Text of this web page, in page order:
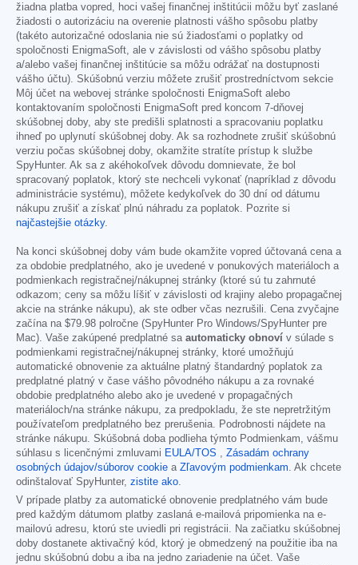
žiadna platba vopred, hoci vašej finančnej inštitúcii môžu byť zaslané
žiadosti o autorizáciu na overenie platnosti vášho spôsobu platby
(takéto autorizačné odoslania nie sú žiadosťami o poplatky od
spoločnosti EnigmaSoft, ale v závislosti od vášho spôsobu platby
a/alebo vašej finančnej inštitúcie sa môžu odrážať na dostupnosti
vášho účtu). Skúšobnú verziu môžete zrušiť prostredníctvom sekcie
Môj účet na webovej stránke spoločnosti EnigmaSoft alebo
kontaktovaním spoločnosti EnigmaSoft pred koncom 7-dňovej
skúšobnej doby, aby ste predišli splatnosti a spracovaniu poplatku
ihneď po uplynutí skúšobnej doby. Ak sa rozhodnete zrušiť skúšobnú
verziu počas skúšobnej doby, okamžite stratíte prístup k službe
SpyHunter. Ak sa z akéhokoľvek dôvodu domnievate, že bol
spracovaný poplatok, ktorý ste nechceli vykonať (napríklad z dôvodu
administrácie systému), môžete kedykoľvek do 30 dní od dátumu
nákupu zrušiť a získať plnú náhradu za poplatok. Pozrite si
najčastejšie otázky.
Na konci skúšobnej doby vám bude okamžite vopred účtovaná cena a
za obdobie predplatného, ako je uvedené v ponukových materiáloch a
podmienkach registračnej/nákupnej stránky (ktoré sú tu zahrnuté
odkazom; ceny sa môžu líšiť v závislosti od krajiny alebo propagačnej
akcie na stránke nákupu), ak ste odber včas nezrušili. Cena zvyčajne
začína na $79.98 polročne (SpyHunter Pro Windows/SpyHunter pre
Mac). Vaše zakúpené predplatné sa automaticky obnoví v súlade s
podmienkami registračnej/nákupnej stránky, ktoré umožňujú
automatické obnovenie za aktuálne platný štandardný poplatok za
predplatné platný v čase vášho pôvodného nákupu a za rovnaké
obdobie predplatného alebo ako je uvedené v propagačných
materiáloch/na stránke nákupu, za predpokladu, že ste nepretržitým
používateľom predplatného bez prerušenia. Podrobnosti nájdete na
stránke nákupu. Skúšobná doba podlieha týmto Podmienkam, vášmu
súhlasu s licenčnými zmluvami EULA/TOS , Zásadám ochrany
osobných údajov/súborov cookie a Zľavovým podmienkam. Ak chcete
odinštalovať SpyHunter, zistite ako.
V prípade platby za automatické obnovenie predplatného vám bude
pred každým dátumom platby zaslaná e-mailová pripomienka na e-
mailovú adresu, ktorú ste uviedli pri registrácii. Na začiatku skúšobnej
doby dostanete aktivačný kód, ktorý je obmedzený na použitie iba na
jednu skúšobnú dobu a iba na jedno zariadenie na účet. Vaše